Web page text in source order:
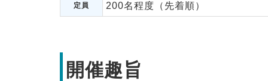
定員 200名程度（先着順）
開催趣旨